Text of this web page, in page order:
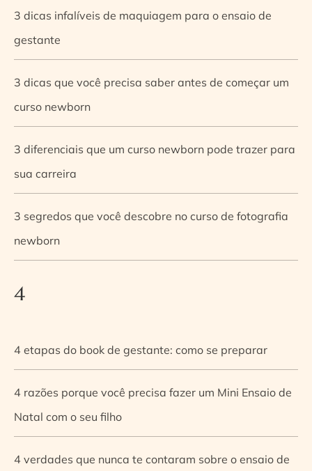
3 dicas infalíveis de maquiagem para o ensaio de
gestante
3 dicas que você precisa saber antes de começar um
curso newborn
3 diferenciais que um curso newborn pode trazer para
sua carreira
3 segredos que você descobre no curso de fotografia
newborn
4
4 etapas do book de gestante: como se preparar
4 razões porque você precisa fazer um Mini Ensaio de
Natal com o seu filho
4 verdades que nunca te contaram sobre o ensaio de